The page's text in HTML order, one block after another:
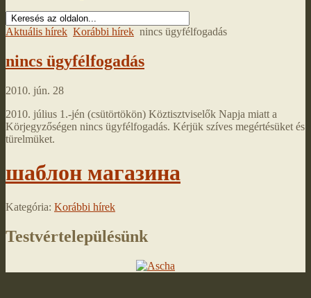
Aktuális hírek Korábbi hírek nincs ügyfélfogadás
nincs ügyfélfogadás
2010. jún. 28
2010. július 1.-jén (csütörtökön) Köztisztviselők Napja miatt a
Körjegyzőségen nincs ügyfélfogadás. Kérjük szíves megértésüket és
türelmüket.
шаблон магазина
Kategória: Korábbi hírek
Testvértelepülésünk